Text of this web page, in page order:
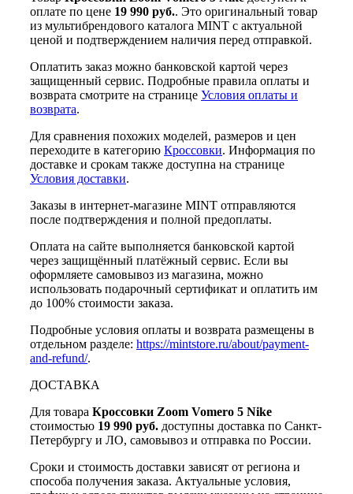
оплате по цене 19 990 руб.. Это оригинальный товар
из мультибрендового каталога MINT с актуальной
ценой и подтверждением наличия перед отправкой.
Оплатить заказ можно банковской картой через
защищенный сервис. Подробные правила оплаты и
возврата смотрите на странице Условия оплаты и
возврата.
Для сравнения похожих моделей, размеров и цен
переходите в категорию Кроссовки. Информация по
доставке и срокам также доступна на странице
Условия доставки.
Заказы в интернет-магазине MINT отправляются
после подтверждения и полной предоплаты.
Оплата на сайте выполняется банковской картой
через защищённый платёжный сервис. Если вы
оформляете самовывоз из магазина, можно
использовать подарочный сертификат и оплатить им
до 100% стоимости заказа.
Подробные условия оплаты и возврата размещены в
отдельном разделе: https://mintstore.ru/about/payment-
and-refund/.
ДОСТАВКА
Для товара Кроссовки Zoom Vomero 5 Nike
стоимостью 19 990 руб. доступны доставка по Санкт-
Петербургу и ЛО, самовывоз и отправка по России.
Сроки и стоимость доставки зависят от региона и
способа получения заказа. Актуальные условия,